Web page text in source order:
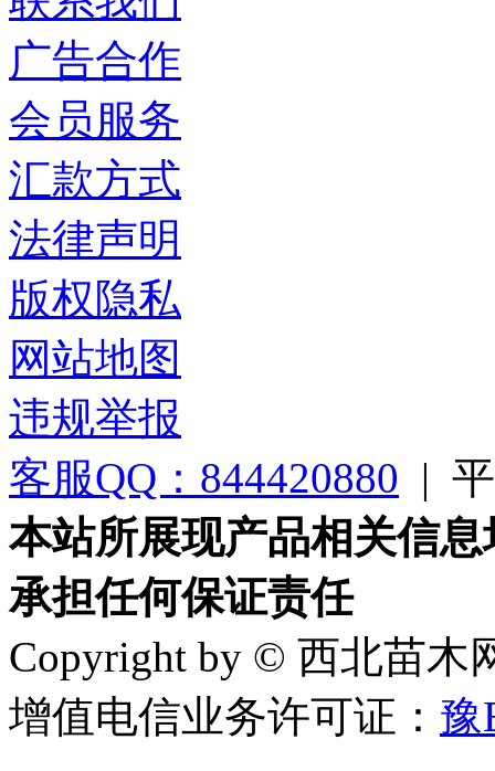
广告合作
会员服务
汇款方式
法律声明
版权隐私
网站地图
违规举报
客服QQ：844420880 |
本站所展现产品相关信
承担任何保证责任
Copyright by © 西北苗木
增值电信业务许可证： 豫